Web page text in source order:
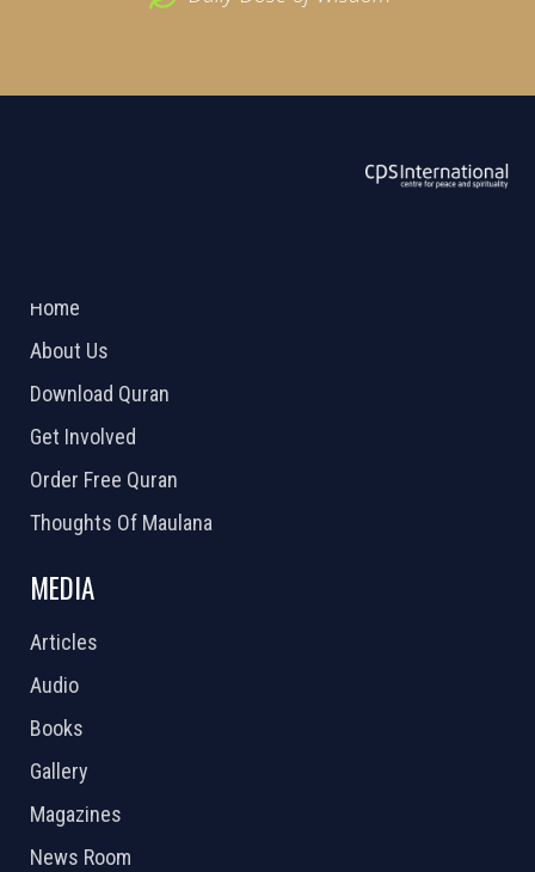
Home
About Us
Download Quran
Get Involved
Order Free Quran
Thoughts Of Maulana
MEDIA
Articles
Audio
Books
Gallery
Magazines
News Room